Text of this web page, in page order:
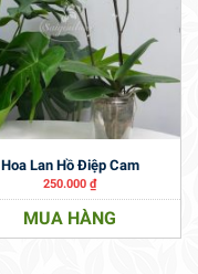
Hoa Lan Hồ Điệp Cam
250.000₫
MUA HÀNG